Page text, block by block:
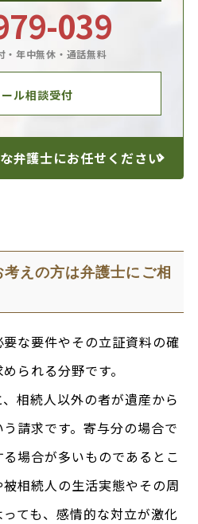
039
・年中無休・通話無料
ール相談受付
弁護士にお任せください
えの方は弁護士にご相
な要件やその立証資料の確
られる分野です。
相続人以外の者が遺産から
請求です。寄与分の場合で
場合が多いものであるとこ
相続人の生活実態やその周
ても、感情的な対立が激化